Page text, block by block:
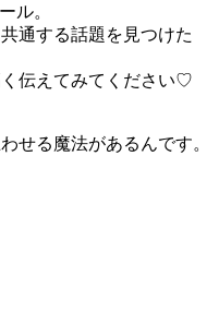
ル。
通する話題を見つけた
く伝えてみてください♡
せる魔法があるんです。